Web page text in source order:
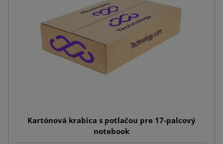
Kartónová krabica s potlačou pre 17-palcový
notebook